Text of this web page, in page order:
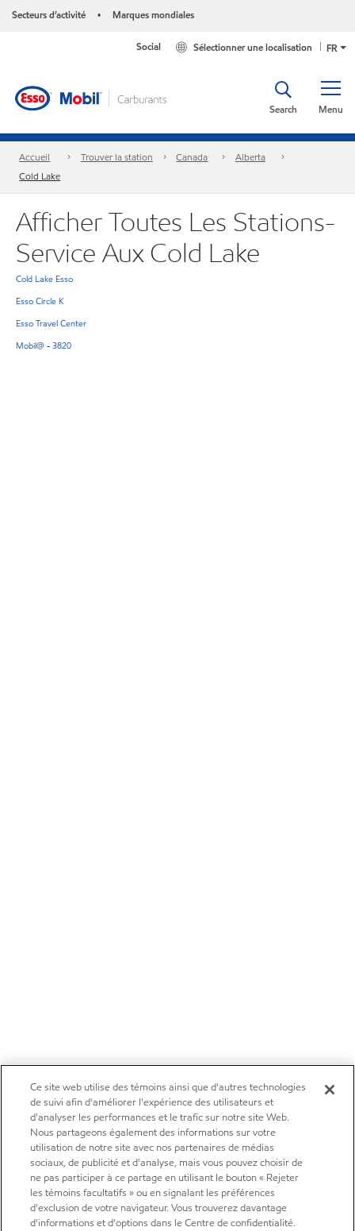
Secteurs d’activité • Marques mondiales
FR
Sélectionner une localisation
Social
Menu
Search
Accueil Trouver la station Canada
Alberta
Cold Lake
Afficher Toutes Les Stations-
Service Aux Cold Lake
Cold Lake Esso
Esso Circle K
Esso Travel Center
Mobil@ - 3820
Ce site web utilise des témoins ainsi que d'autres technologies
de suivi afin d'améliorer l'expérience des utilisateurs et
d'analyser les performances et le trafic sur notre site Web.
Nous partageons également des informations sur votre
utilisation de notre site avec nos partenaires de médias
sociaux, de publicité et d'analyse, mais vous pouvez choisir de
ne pas participer à ce partage en utilisant le bouton « Rejeter
les témoins facultatifs » ou en signalant les préférences
d'exclusion de votre navigateur. Vous trouverez davantage
d'informations et d'options dans le Centre de confidentialité.